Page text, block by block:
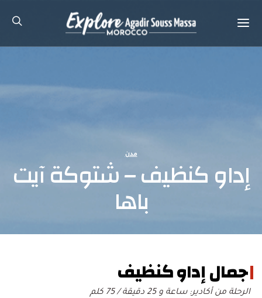
مدن
إداو كنظيف – شتوكة آيت
باها
جمال إداو كنظيف
الرحلة من أكادير: ساعة و 25 دقيقة / 75 كلم